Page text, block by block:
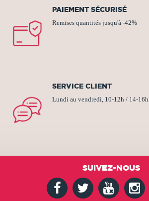
PAIEMENT SÉCURISÉ
Remises quantités jusqu'à -42%
SERVICE CLIENT
Lundi au vendredi, 10-12h / 14-16h
SUIVEZ-NOUS